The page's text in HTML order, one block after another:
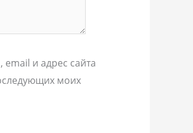
и адрес сайта
моих